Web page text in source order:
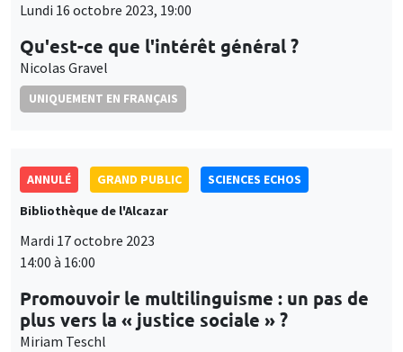
Lundi 16 octobre 2023, 19:00
Qu'est-ce que l'intérêt général ?
Nicolas Gravel
UNIQUEMENT EN FRANÇAIS
ANNULÉ GRAND PUBLIC
SCIENCES ECHOS
Bibliothèque de l'Alcazar
Mardi 17 octobre 2023
14:00 à 16:00
Promouvoir le multilinguisme : un pas de
plus vers la « justice sociale » ?
Miriam Teschl